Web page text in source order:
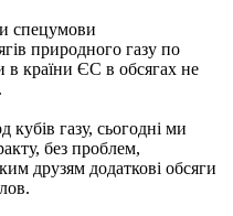
спецумови
природного газу по
в країни ЄС в обсягах не
газу, сьогодні ми
без проблем,
друзям додаткові обсяги